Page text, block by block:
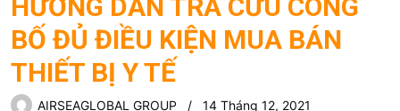
HƯỚNG DẪN TRA CỨU CÔNG
BỐ ĐỦ ĐIỀU KIỆN MUA BÁN
THIẾT BỊ Y TẾ
AIRSEAGLOBAL GROUP 14 Tháng 12, 2021